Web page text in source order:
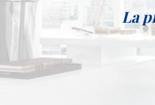
La